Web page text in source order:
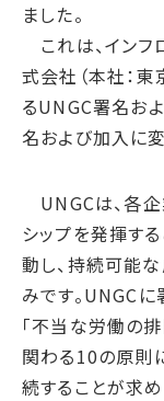
生物多様性
水の安全保
環境データ
人権尊重
サプライ
労働慣行
人財戦略
健康・安全
社会データ
ました。
これは、イン
式会社（本社：
るUNGC署名お
名および加入に
UNGCは、各
シップを発揮す
動し、持続可能
みです。UNGCに
「不当な労働の排
関わる10の原則
続することが求め